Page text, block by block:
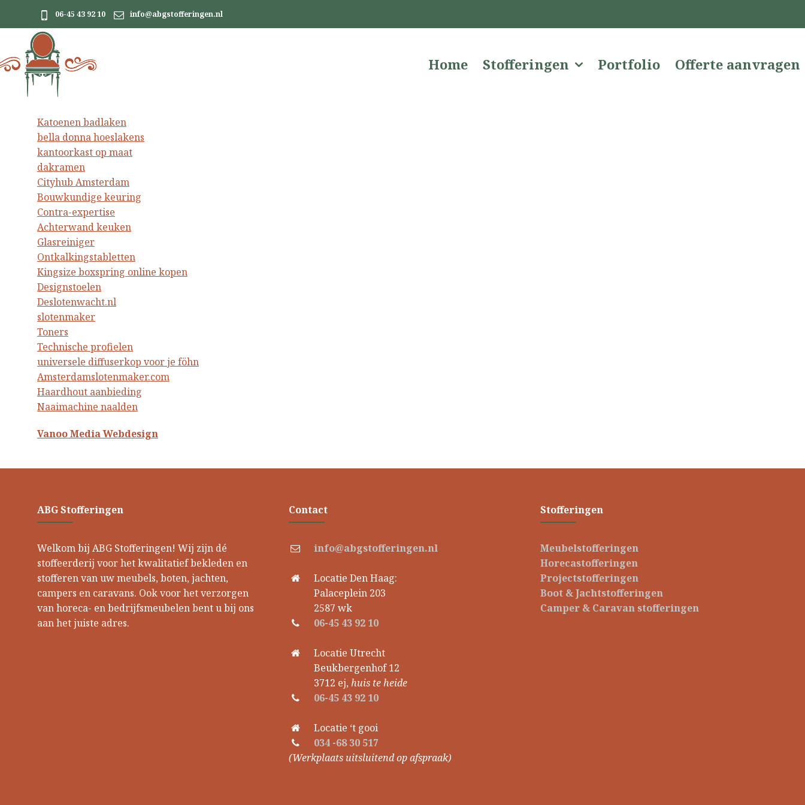
06-45 43 92 10 info@abgstofferingen.nl
Home Stofferingen Portfolio Offerte aanvragen
Katoenen badlaken
bella donna hoeslakens
kantoorkast op maat
dakramen
Cityhub Amsterdam
Bouwkundige keuring
Contra-expertise
Achterwand keuken
Glasreiniger
Ontkalkingstabletten
Kingsize boxspring online kopen
Designstoelen
Deslotenwacht.nl
slotenmaker
Toners
Technische profielen
universele diffuserkop voor je föhn
Amsterdamslotenmaker.com
Haardhout aanbieding
Naaimachine naalden
Vanoo Media Webdesign
ABG Stofferingen
Welkom bij ABG Stofferingen! Wij zijn dé
stoffeerderij voor het kwalitatief bekleden en
stofferen van uw meubels, boten, jachten,
campers en caravans. Ook voor het verzorgen
van horeca- en bedrijfsmeubelen bent u bij ons
aan het juiste adres.
Contact
info@abgstofferingen.nl
Locatie Den Haag:
Palaceplein 203
2587 wk
06-45 43 92 10
Locatie Utrecht
Beukbergenhof 12
3712 ej, huis te heide
06-45 43 92 10
Locatie ‘t gooi
034 -68 30 517
(Werkplaats uitsluitend op afspraak)
Stofferingen
Meubelstofferingen
Horecastofferingen
Projectstofferingen
Boot & Jachtstofferingen
Camper & Caravan stofferingen